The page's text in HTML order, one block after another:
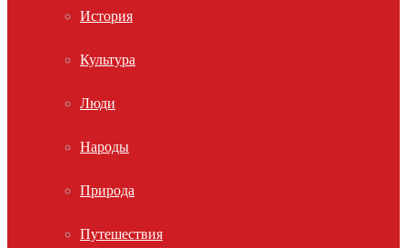
История
Культура
Люди
Народы
Природа
Путешествия